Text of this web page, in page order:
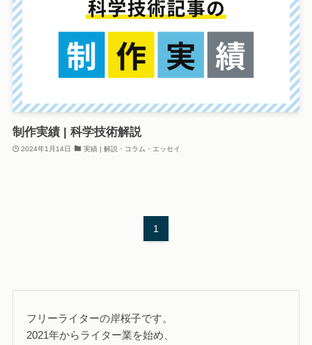
制作実績 | 科学技術解説
2024年1月14日 実績 | 解説・コラム・エッセイ
1
フリーライターの岸桜子です。
2021年からライター業を始め、